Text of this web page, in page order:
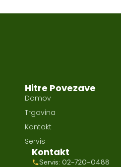
Hitre Povezave
Domov
Trgovina
Kontakt
Servis
Kontakt
Servis: 02-720-0488